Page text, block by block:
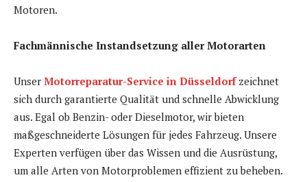
Motoren.
Fachmännische Instandsetzung aller Motorarten
Unser Motorreparatur-Service in Düsseldorfzeichnet
sich durch garantierte Qualität und schnelle Abwicklung
aus. Egal ob Benzin- oder Dieselmotor, wir bieten
maßgeschneiderte Lösungen für jedes Fahrzeug. Unsere
Experten verfügen über das Wissen und die Ausrüstung,
um alle Arten von Motorproblemen effizient zu beheben.